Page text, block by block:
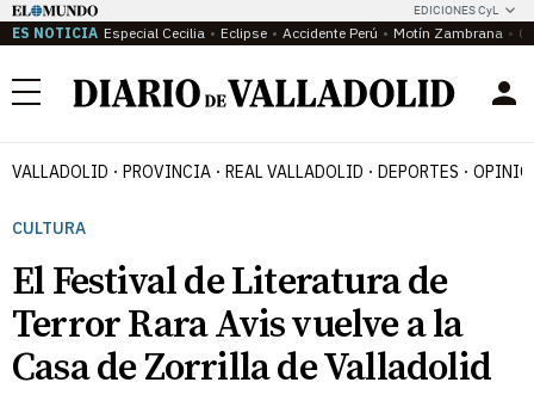
EDICIONES CyL
ES NOTICIA Especial Cecilia Eclipse Accidente Perú Motín Zambrana
Menú
VALLADOLID PROVINCIA REAL VALLADOLID DEPORTES
CULTURA
El Festival de Literatura de
Terror Rara Avis vuelve a la
Casa de Zorrilla de Valladolid